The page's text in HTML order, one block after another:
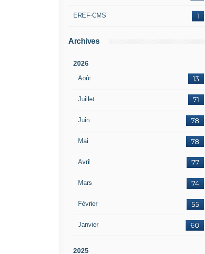
1
EREF-CMS
Archives
2026
Août 13
Juillet 71
Juin 78
Mai 78
Avril 77
Mars 74
Février 55
Janvier 60
2025